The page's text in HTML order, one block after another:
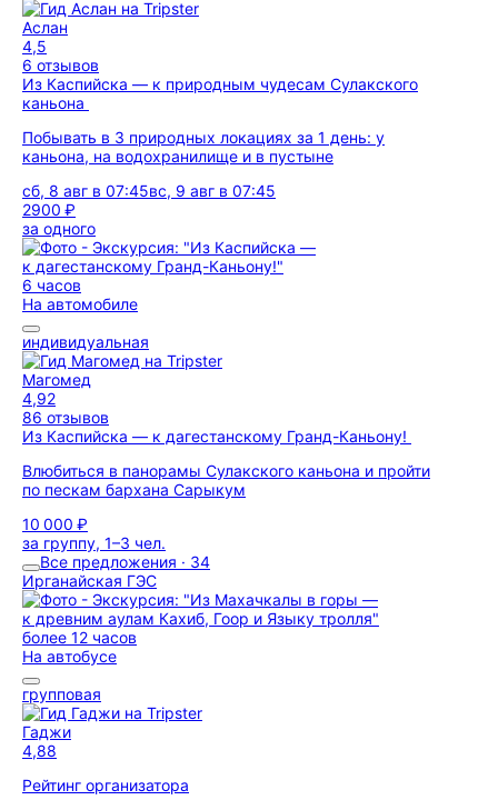
Аслан
4,5
6 отзывов
Из Каспийска — к природным чудесам Сулакского
каньона
Побывать в 3 природных локациях за 1 день: у
каньона, на водохранилище и в пустыне
сб, 8 авг в 07:45вс, 9 авг в 07:45
2900 ₽
за одного
6 часов
На автомобиле
индивидуальная
Магомед
4,92
86 отзывов
Из Каспийска — к дагестанскому Гранд-Каньону!
Влюбиться в панорамы Сулакского каньона и пройти
по пескам бархана Сарыкум
10 000 ₽
за группу, 1–3 чел.
Все предложения · 34
Ирганайская ГЭС
более 12 часов
На автобусе
групповая
Гаджи
4,88
Рейтинг организатора